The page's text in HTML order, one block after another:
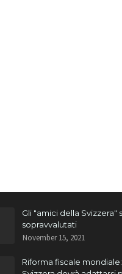
Gli "amici della Svizzera"
sopravvalutati
November 15, 2021
Riforma fiscale